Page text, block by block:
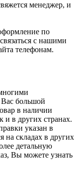
менеджер, и
по
с нашими
телефонам.
Вас большой
в наличии
и в других странах.
указан в
на складах в других
детальную
Вы можете узнать